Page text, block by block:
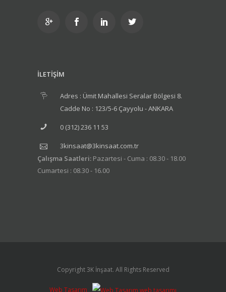
İLETİŞİM
Adres : Ümit Mahallesi Seralar Bölgesi 8.
Cadde No : 123/5-6 Çayyolu - ANKARA
0 (312) 236 11 53
3kinsaat@3kinsaat.com.tr
Çalışma Saatleri: Pazartesi - Cuma : 08.30 - 18.00
Cumartesi : 08.30 - 16.00
Copyright 3K İnşaat. All Rights Reserved
Web Tasarım